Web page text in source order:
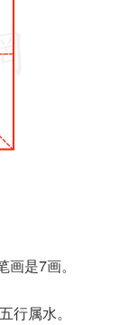
是7画。
行属水。